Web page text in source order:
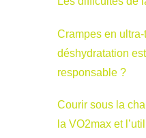
Crampes en ultra-
déshydratation
responsable ?
Courir sous la
la VO2max et